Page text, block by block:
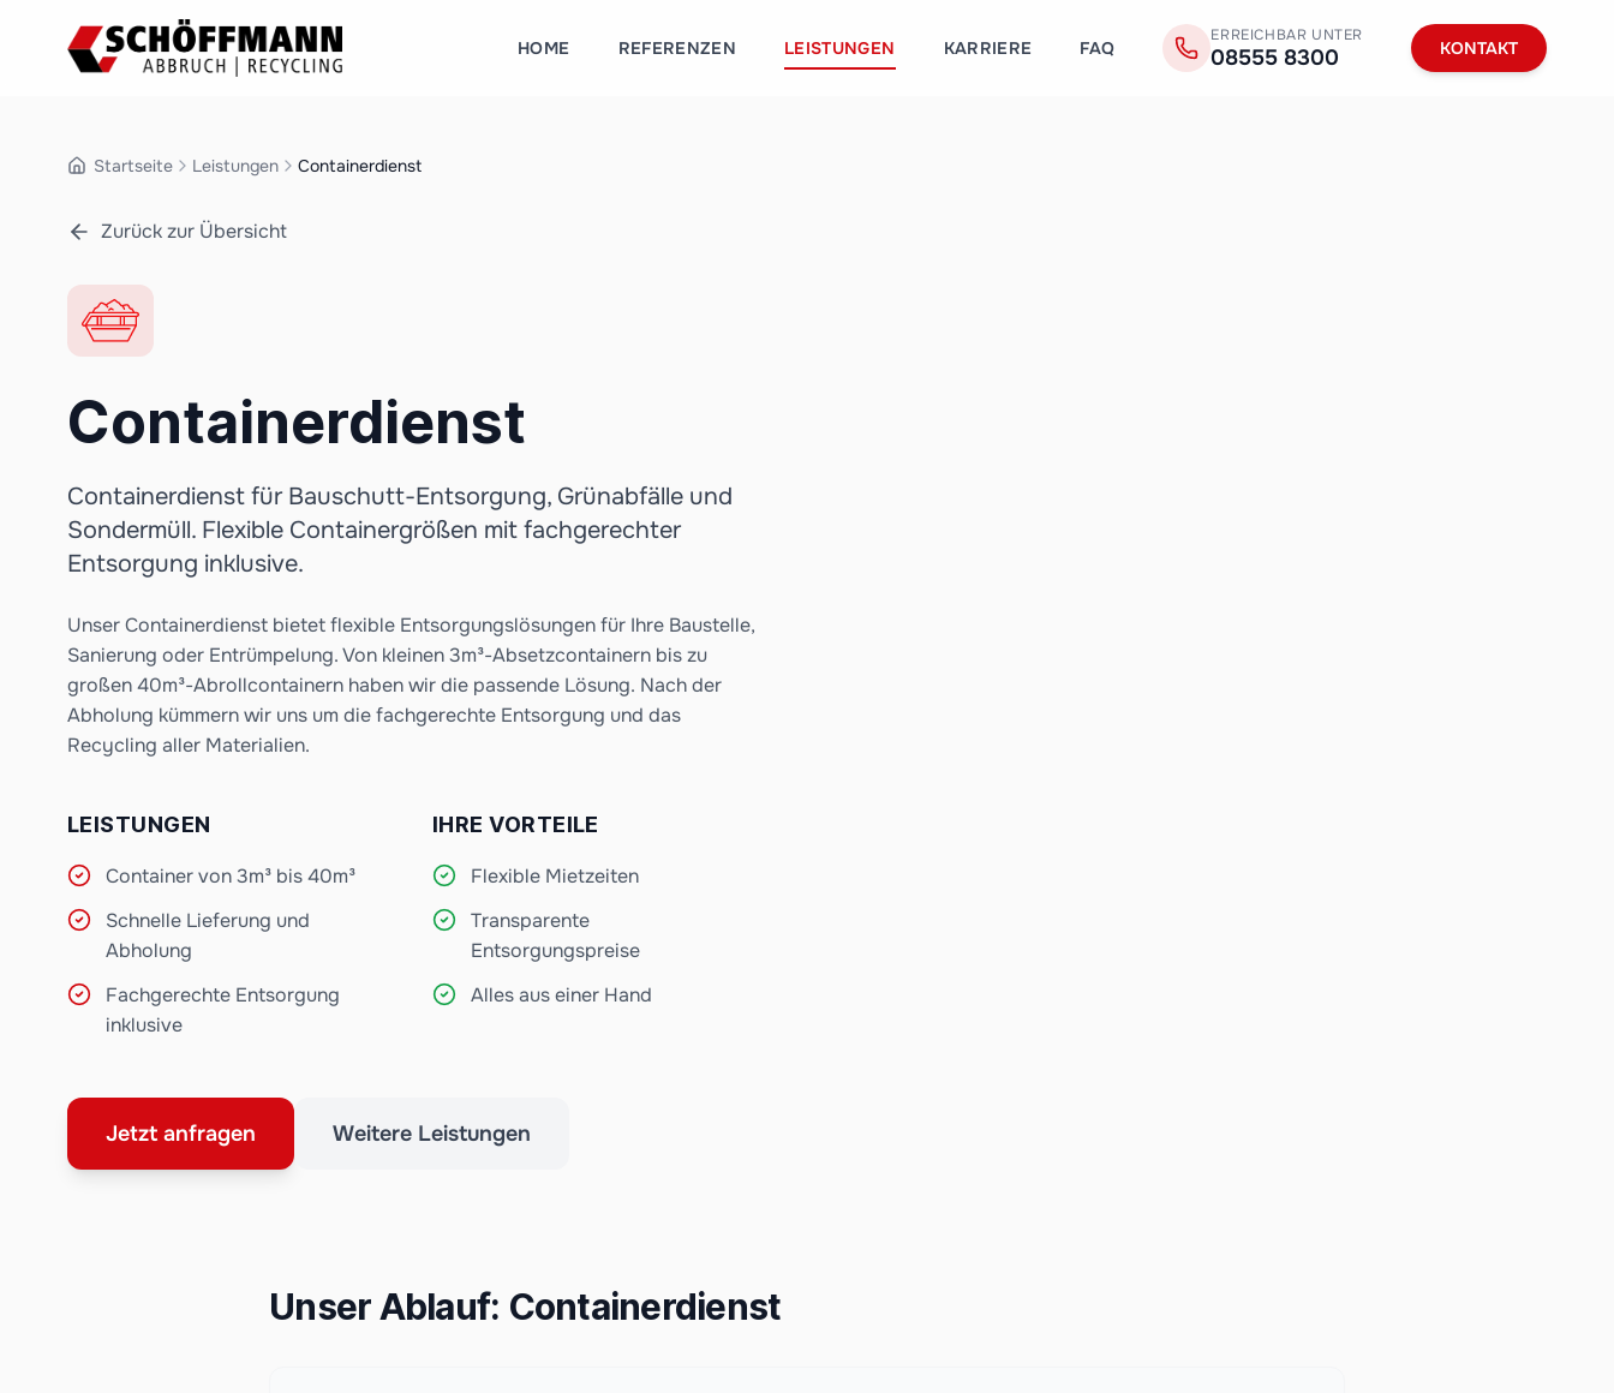
HOME REFERENZEN LEISTUNGEN KARRIERE FAQ
ERREICHBAR UNTER
08555 8300 KONTAKT
Startseite Leistungen Containerdienst
Zurück zur Übersicht
Containerdienst
Containerdienst für Bauschutt-Entsorgung, Grünabfälle und
Sondermüll. Flexible Containergrößen mit fachgerechter
Entsorgung inklusive.
Unser Containerdienst bietet flexible Entsorgungslösungen für Ihre Baustelle,
Sanierung oder Entrümpelung. Von kleinen 3m³-Absetzcontainern bis zu
großen 40m³-Abrollcontainern haben wir die passende Lösung. Nach der
Abholung kümmern wir uns um die fachgerechte Entsorgung und das
Recycling aller Materialien.
LEISTUNGEN
Container von 3m³ bis 40m³
Schnelle Lieferung und
Abholung
Fachgerechte Entsorgung
inklusive
IHRE VORTEILE
Flexible Mietzeiten
Transparente
Entsorgungspreise
Alles aus einer Hand
Jetzt anfragen Weitere Leistungen
Unser Ablauf: Containerdienst